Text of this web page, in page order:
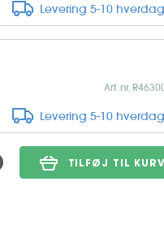
Levering 5-10
Art. nr.
Levering 5-10
TILFØJ TIL KURV